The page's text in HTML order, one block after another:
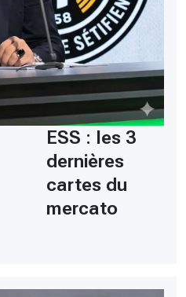
ESS : les 3
dernières
cartes du
mercato